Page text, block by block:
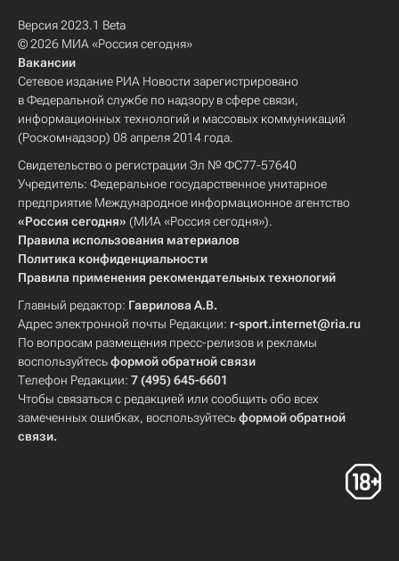
Версия 2023.1 Beta
© 2026 МИА «Россия сегодня»
Вакансии
Сетевое издание РИА Новости зарегистрировано
в Федеральной службе по надзору в сфере связи,
информационных технологий и массовых коммуникаций
(Роскомнадзор) 08 апреля 2014 года.
Свидетельство о регистрации Эл № ФС77-57640
Учредитель: Федеральное государственное унитарное
предприятие Международное информационное агентство
«Россия сегодня» (МИА «Россия сегодня»).
Правила использования материалов
Политика конфиденциальности
Правила применения рекомендательных технологий
Главный редактор: Гаврилова А.В.
Адрес электронной почты Редакции: r-sport.internet@ria.ru
По вопросам размещения пресс-релизов и рекламы
воспользуйтесьформой обратной связи
Телефон Редакции: 7 (495) 645-6601
Чтобы связаться с редакцией или сообщить обо всех
замеченных ошибках, воспользуйтесьформой обратной
связи.